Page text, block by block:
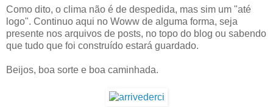
Como dito, o clima não é de despedida, mas sim um "até
logo". Continuo aqui no Woww de alguma forma, seja
presente nos arquivos de posts, no topo do blog ou sabendo
que tudo que foi construído estará guardado.
Beijos, boa sorte e boa caminhada.